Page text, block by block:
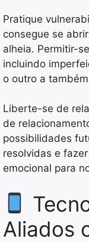
Pratique
consegue se
alheia. Permitir-
incluindo
o outro a
Liberte-se de
de
possibilidades
resolvidas e
emocional para
Aliados